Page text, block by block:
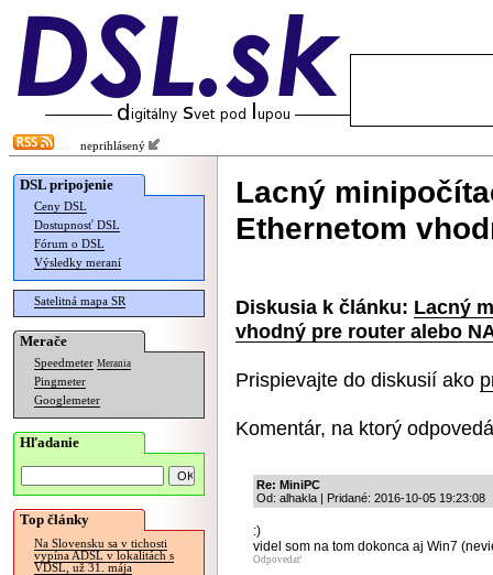
neprihlásený
DSL pripojenie
Ceny DSL
Dostupnosť DSL
Fórum o DSL
Výsledky meraní
Satelitná mapa SR
Merače
Speedmeter Merania
Pingmeter
Googlemeter
Hľadanie
Top články
Na Slovensku sa v tichosti
vypína ADSL v lokalitách s
VDSL, už 31. mája
Lacný
Ethernetom
Diskusia k článku: Lacný
vhodný pre router alebo
Prispievajte do diskusií ako
Komentár, na ktorý
Re: MiniPC
Od: alhakla | Pridané: 2016-10-05 19:23:08
:)
videl som na tom dokonca aj Win7
Odpovedať